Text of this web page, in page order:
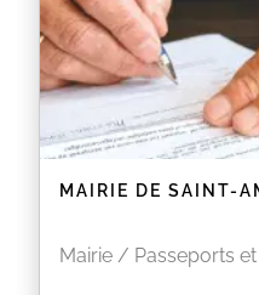
MAIRIE DE SAINT-
Mairie / Passeports